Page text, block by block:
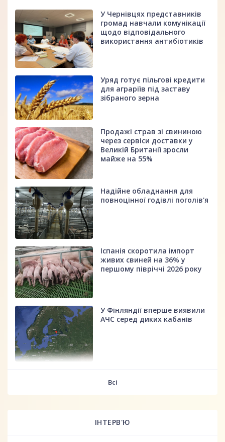
У Чернівцях представників
громад навчали комунікації
щодо відповідального
використання антибіотиків
Уряд готує пільгові кредити
для аграріїв під заставу
зібраного зерна
Продажі страв зі свининою
через сервіси доставки у
Великій Британії зросли
майже на 55%
Надійне обладнання для
повноцінної годівлі поголів'я
Іспанія скоротила імпорт
живих свиней на 36% у
першому півріччі 2026 року
У Фінляндії вперше виявили
АЧС серед диких кабанів
Всі
ІНТЕРВ'Ю